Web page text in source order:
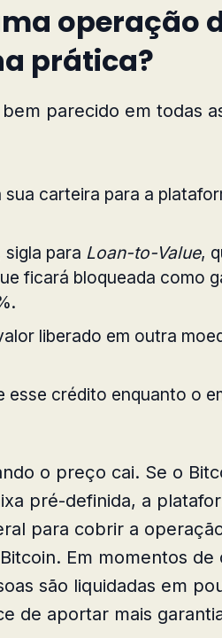
operação
prática?
parecido em todas
carteira para a
sigla para Loan-to-Value,
ficará bloqueada como
liberado em outra
esse crédito enquanto o
o preço cai. Se o
pré-definida, a
para cobrir a
Em momentos de
são liquidadas em
de aportar mais